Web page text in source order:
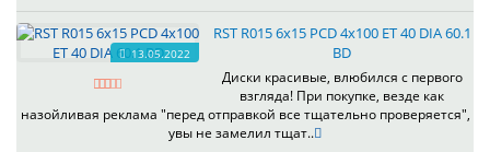
13.05.2022
RST R015 6x15 PCD 4x100 ET 40 DIA 60.1
BD
Диски красивые, влюбился с первого
взгляда! При покупке, везде как
назойливая реклама "перед отправкой все тщательно проверяется",
увы не замелил тщат..